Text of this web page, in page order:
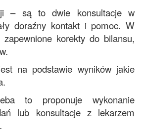
– są to dwie konsultacje w
doraźny kontakt i pomoc. W
korekty do bilansu,
na podstawie wyników jakie
to proponuje wykonanie
lub konsultacje z lekarzem